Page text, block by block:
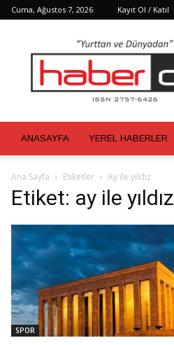
Cuma, Ağustos 7, 2026 Kayıt Ol / Katıl
ANASAYFA YEREL HABERLER
Ana Sayfa Etiketler Ay ile yıldız
Etiket: ay ile yıldız
SPOR